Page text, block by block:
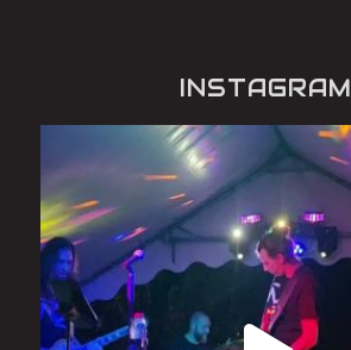
INSTAGRAM